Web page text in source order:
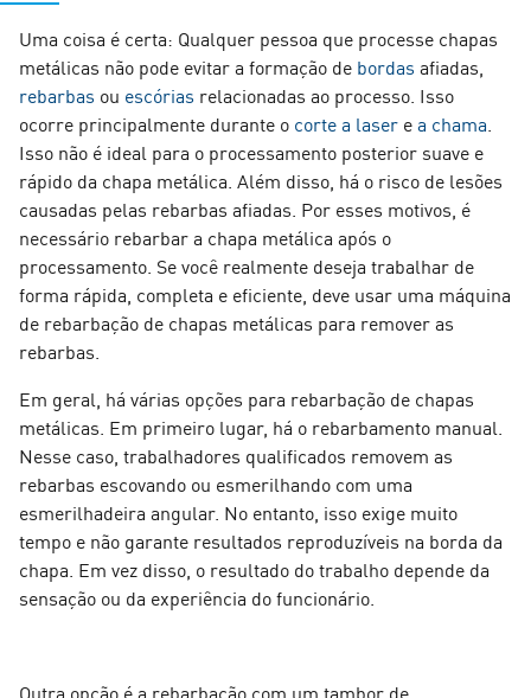
Uma coisa é certa: Qualquer pessoa que processe chapas
metálicas não pode evitar a formação de bordas afiadas,
rebarbas ou escórias relacionadas ao processo. Isso
ocorre principalmente durante o cortea laser ea chama
Isso não é ideal para o processamento posterior suave e
rápido da chapa metálica. Além disso, há o risco de lesões
causadas pelas rebarbas afiadas. Por esses motivos, é
necessário rebarbar a chapa metálica após o
processamento. Se você realmente deseja trabalhar de
forma rápida, completa e eficiente, deve usar uma máquina
de rebarbação de chapas metálicas para remover as
rebarbas.
Em geral, há várias opções para rebarbação de chapas
metálicas. Em primeiro lugar, há o rebarbamento manual.
Nesse caso, trabalhadores qualificados removem as
rebarbas escovando ou esmerilhando com uma
esmerilhadeira angular. No entanto, isso exige muito
tempo e não garante resultados reproduzíveis na borda da
chapa. Em vez disso, o resultado do trabalho depende da
sensação ou da experiência do funcionário.
Outra opção é a rebarbação com um tambor de